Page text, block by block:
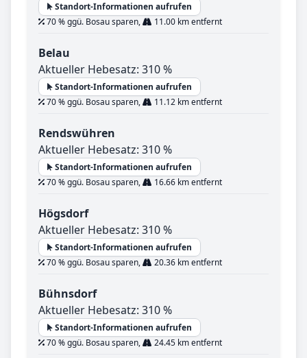
Standort-Informationen aufrufen
70 % ggü. Bosau sparen,
11.00 km entfernt
Belau
Aktueller Hebesatz: 310 %
Standort-Informationen aufrufen
70 % ggü. Bosau sparen,
11.12 km entfernt
Rendswühren
Aktueller Hebesatz: 310 %
Standort-Informationen aufrufen
70 % ggü. Bosau sparen,
16.66 km entfernt
Högsdorf
Aktueller Hebesatz: 310 %
Standort-Informationen aufrufen
70 % ggü. Bosau sparen,
20.36 km entfernt
Bühnsdorf
Aktueller Hebesatz: 310 %
Standort-Informationen aufrufen
70 % ggü. Bosau sparen,
24.45 km entfernt